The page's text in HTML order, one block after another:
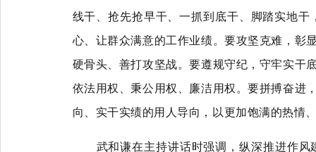
线干、抢先抢早干、一抓到底干、脚踏实地
心、让群众满意的工作业绩。要攻坚克难，彰
硬骨头、善打攻坚战。要遵规守纪，守牢实干
依法用权、秉公用权、廉洁用权。要拼搏奋进
向、实干实绩的用人导向，以更加饱满的热情
武和谦在主持讲话时强调，纵深推进作